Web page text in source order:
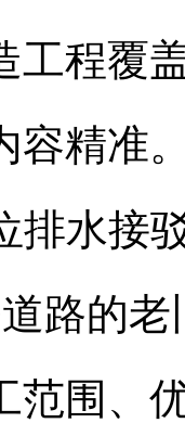
工程覆
容精准
排水接
路的
范围、